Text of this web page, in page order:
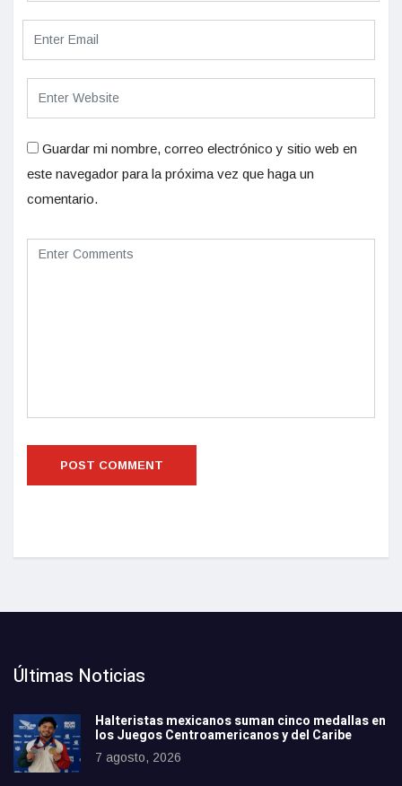
Guardar mi nombre, correo electrónico y sitio web en
este navegador para la próxima vez que haga un
comentario.
Últimas Noticias
Halteristas mexicanos suman cinco medallas en
los Juegos Centroamericanos y del Caribe
7 agosto, 2026